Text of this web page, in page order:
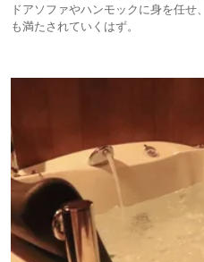
ドアソファやハンモックに身を任
も満たされていくはず。